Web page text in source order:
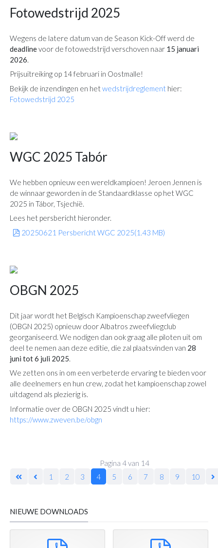
Fotowedstrijd 2025
Wegens de latere datum van de Season Kick-Off werd de
deadlinevoor de fotowedstrijd verschoven naar 15 januari
2026
Prijsuitreiking op 14 februari in Oostmalle!
Bekijk de inzendingen en hetwedstrijdreglement hier:
Fotowedstrijd 2025
WGC 2025 Tabór
We hebben opnieuw een wereldkampioen! Jeroen Jennen is
de winnaar geworden in de Standaardklasse op het WGC
2025 in Tábor, Tsjechië.
Lees het persbericht hieronder.
pdf
20250621 Persbericht WGC 2025(1.43 MB)
OBGN 2025
Dit jaar wordt het Belgisch Kampioenschap zweefvliegen
(OBGN 2025) opnieuw door Albatros zweefvliegclub
georganiseerd. We nodigen dan ook graag alle piloten uit om
deel te nemen aan deze editie, die zal plaatsvinden van 28
juni tot 6 juli 2025
We zetten ons in om een verbeterde ervaring te bieden voor
alle deelnemers en hun crew, zodat het kampioenschap zowel
uitdagend als plezierig is.
Informatie over de OBGN 2025 vindt u hier:
https://www.zweven.be/obgn
1 2 3 4 5 6 7 8 9 10
Pagina 4 van 14
NIEUWE DOWNLOADS